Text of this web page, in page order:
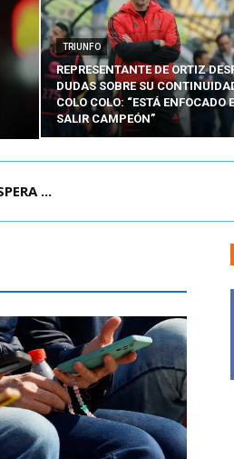
TRIUNFO
REPRESENTANTE DE ORTIZ
DUDAS SOBRE SU
COLO COLO: “ESTÁ ENFOCADO
SALIR CAMPEÓN”
SUFRIR ACCID...